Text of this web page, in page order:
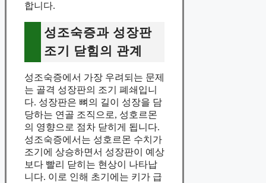
합니다.
성조숙증과 성장판
조기 닫힘의 관계
성조숙증에서 가장 우려되는 문제
는 골격 성장판의 조기 폐쇄입니
다. 성장판은 뼈의 길이 성장을 담
당하는 연골 조직으로, 성호르몬
의 영향으로 점차 닫히게 됩니다.
성조숙증에서는 성호르몬 수치가
조기에 상승하면서 성장판이 예상
보다 빨리 닫히는 현상이 나타납
니다. 이로 인해 초기에는 키가 급